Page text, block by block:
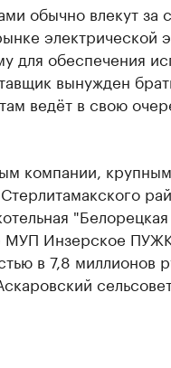
обычно влекут за
электрической
для обеспечения
вынужден
ведёт в свою
компании,
МУП Инзерское
в 7,8 миллионов